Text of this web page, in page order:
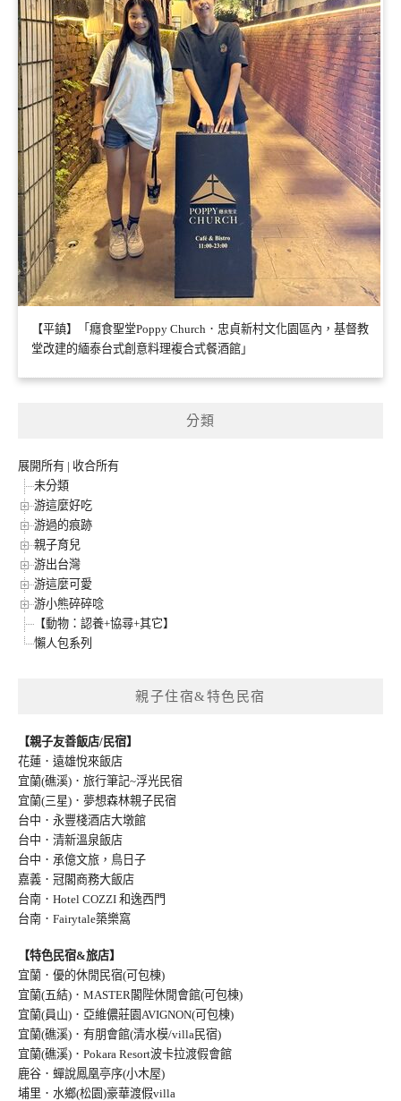
【平鎮】「癮食聖堂Poppy Church．忠貞新村文化園區內，基督教
堂改建的緬泰台式創意料理複合式餐酒館」
分類
展開所有 | 收合所有
未分類
游這麼好吃
游過的痕跡
親子育兒
游出台灣
游這麼可愛
游小熊碎碎唸
【動物：認養+協尋+其它】
懶人包系列
親子住宿&特色民宿
【親子友善飯店/民宿】
花蓮．遠雄悅來飯店
宜蘭(礁溪)．旅行筆記~浮光民宿
宜蘭(三星)．夢想森林親子民宿
台中．永豐棧酒店大墩館
台中．清新溫泉飯店
台中．承億文旅，鳥日子
嘉義．冠閣商務大飯店
台南．Hotel COZZI 和逸西門
台南．Fairytale築樂窩
【特色民宿&旅店】
宜蘭．優的休閒民宿(可包棟)
宜蘭(五結)．MASTER閣陛休閒會館(可包棟)
宜蘭(員山)．亞維儂莊園AVIGNON(可包棟)
宜蘭(礁溪)．有朋會館(清水模/villa民宿)
宜蘭(礁溪)．Pokara Resort波卡拉渡假會館
鹿谷．蟬說鳳凰亭序(小木屋)
埔里．水鄉(松園)豪華渡假villa